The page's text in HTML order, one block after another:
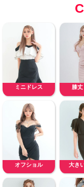
ミニドレス 膝
オフショル 大き